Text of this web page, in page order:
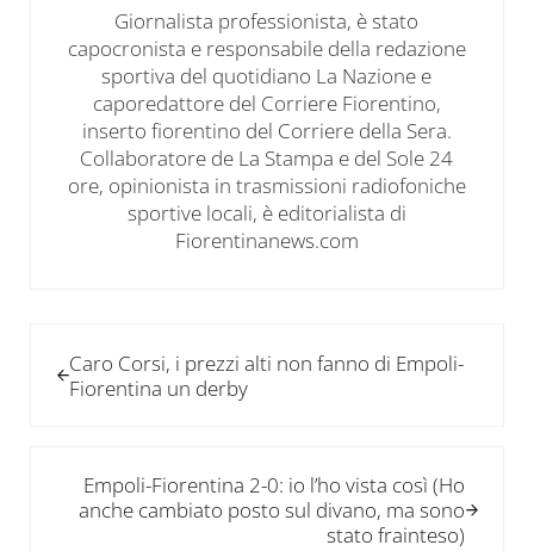
Giornalista professionista, è stato
capocronista e responsabile della redazione
sportiva del quotidiano La Nazione e
caporedattore del Corriere Fiorentino,
inserto fiorentino del Corriere della Sera.
Collaboratore de La Stampa e del Sole 24
ore, opinionista in trasmissioni radiofoniche
sportive locali, è editorialista di
Fiorentinanews.com
Caro Corsi, i prezzi alti non fanno di Empoli-
Fiorentina un derby
Empoli-Fiorentina 2-0: io l’ho vista così (Ho
anche cambiato posto sul divano, ma sono
stato frainteso)